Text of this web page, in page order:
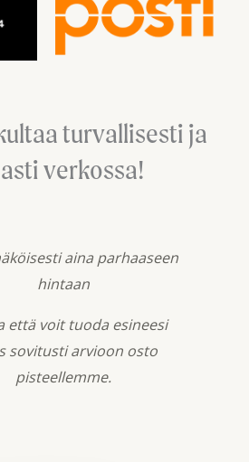
turvallisesti ja
verkossa!
aina parhaaseen
hintaan
että voit tuoda esineesi
sovitusti arvioon osto
pisteellemme.